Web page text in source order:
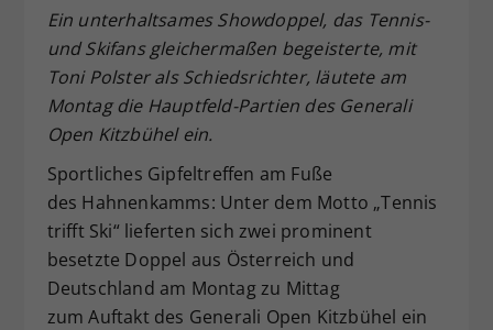
Ein unterhaltsames Showdoppel, das Tennis-
und Skifans gleichermaßen begeisterte, mit
Toni Polster als Schiedsrichter, läutete am
Montag die Hauptfeld-Partien des Generali
Open Kitzbühel ein.
Sportliches Gipfeltreffen am Fuße
des Hahnenkamms: Unter dem Motto „Tennis
trifft Ski“ lieferten sich zwei prominent
besetzte Doppel aus Österreich und
Deutschland am Montag zu Mittag
zum Auftakt des Generali Open Kitzbühel ein
Zweck
Dieser Wert speichert Ihre Consent-
Einstellungen. Unter anderem eine
zufällig generierte ID, für die
historische Speicherung Ihrer
vorgenommen Einstellungen, falls der
Webseiten-Betreiber dies eingestellt
hat.